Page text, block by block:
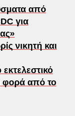
από
για
νικητή και
φορά από το